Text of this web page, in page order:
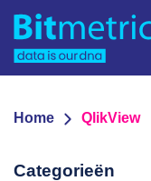
Home QlikView
Categorieën